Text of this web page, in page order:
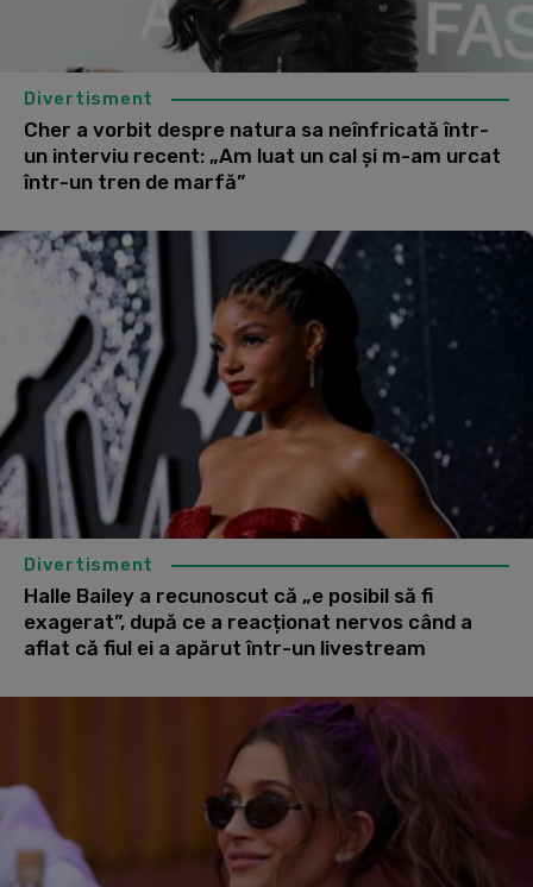
Divertisment
Cher a vorbit despre natura sa neînfricată într-
un interviu recent: „Am luat un cal și m-am urcat
într-un tren de marfă”
Divertisment
Halle Bailey a recunoscut că „e posibil să fi
exagerat”, după ce a reacționat nervos când a
aflat că fiul ei a apărut într-un livestream